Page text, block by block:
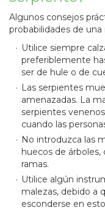
Algunos consejos
probabilidades de
Utilice siempre
preferiblemente
ser de hule o de
Las serpientes
amenazadas. La
serpientes
cuando las
No introduzca las
huecos de árboles,
ramas.
Utilice algún
malezas, debido a
esconderse en